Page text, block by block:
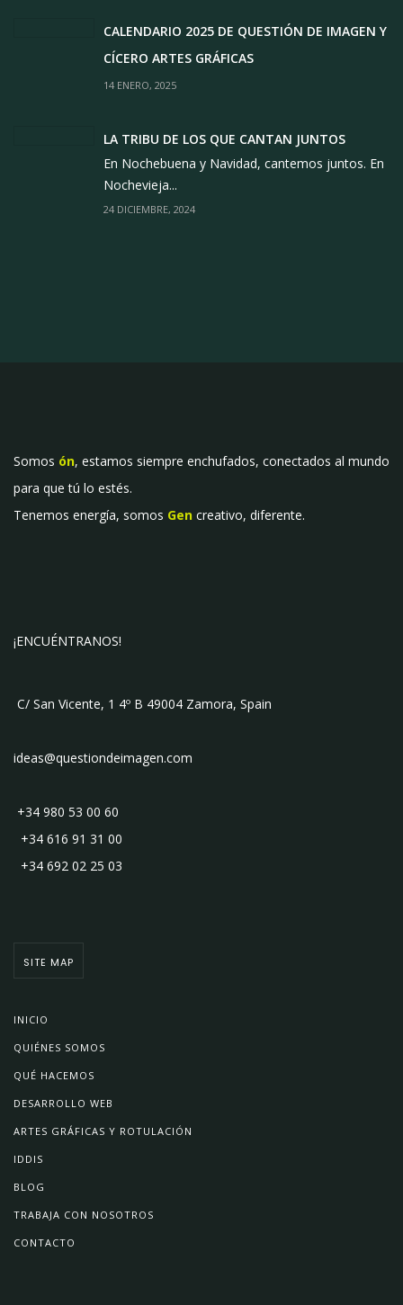
CALENDARIO 2025 DE QUESTIÓN DE IMAGEN Y
CÍCERO ARTES GRÁFICAS
14 ENERO, 2025
LA TRIBU DE LOS QUE CANTAN JUNTOS
En Nochebuena y Navidad, cantemos juntos. En
Nochevieja...
24 DICIEMBRE, 2024
Somos ón, estamos siempre enchufados, conectados al mundo
para que tú lo estés.
Tenemos energía, somos Gen creativo, diferente.
¡ENCUÉNTRANOS!
C/ San Vicente, 1 4º B 49004 Zamora, Spain
ideas@questiondeimagen.com
+34 980 53 00 60
+34 616 91 31 00
+34 692 02 25 03
SITE MAP
INICIO
QUIÉNES SOMOS
QUÉ HACEMOS
DESARROLLO WEB
ARTES GRÁFICAS Y ROTULACIÓN
IDDIS
BLOG
TRABAJA CON NOSOTROS
CONTACTO